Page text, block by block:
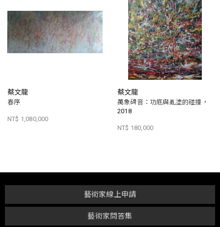
蔡文龍
春序
NT$ 1,080,000
蔡文龍
萬象碑音：功底與亂塗的碰撞，
2018
NT$ 180,000
藝術家問答集
藝術家線上申請